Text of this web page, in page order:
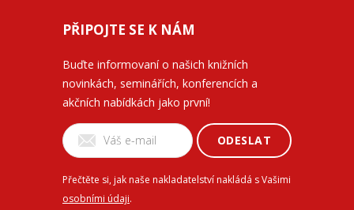
PŘIPOJTE SE K NÁM
Buďte informovaní o našich knižních
novinkách, seminářích, konferencích a
akčních nabídkách jako první!
ODESLAT
Přečtěte si, jak naše nakladatelství nakládá s Vašimi
osobními údaji.